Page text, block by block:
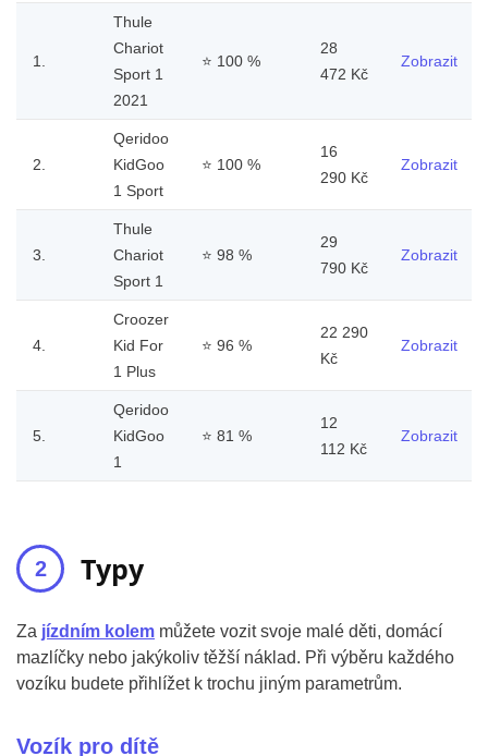
1.
Thule
Chariot
Sport 1
2021
⭐ 100 %
28
472 Kč
Zobrazit
2.
Qeridoo
KidGoo
1 Sport
⭐ 100 %
16
290 Kč
Zobrazit
3.
Thule
Chariot
Sport 1
⭐ 98 %
29
790 Kč
Zobrazit
4.
Croozer
Kid For
1 Plus
⭐ 96 %
22 290
Kč
Zobrazit
5.
Qeridoo
KidGoo
1
⭐ 81 %
12
112 Kč
Zobrazit
Typy
Za jízdním kolem můžete vozit svoje malé děti, domácí
mazlíčky nebo jakýkoliv těžší náklad. Při výběru každého
vozíku budete přihlížet k trochu jiným parametrům.
Vozík pro dítě